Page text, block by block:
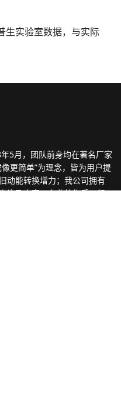
生实验室数据，与实际
5月，团队前身均在著名厂家
更简单”为理念，皆为用户提
动能转换增力；我公司拥有
询及方案；专业的售后工程